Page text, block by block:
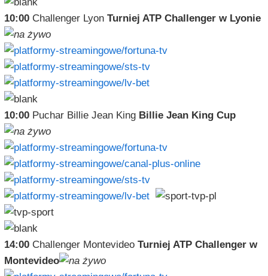
10:00Challenger Lyon Turniej ATP Challenger w Lyonie
10:00Puchar Billie Jean King Billie Jean King Cup
14:00Challenger Montevideo Turniej ATP Challenger w
Montevideo